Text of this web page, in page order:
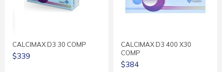
CALCIMAX D3 30 COMP
$339
CALCIMAX D3 400 X30
COMP
$384